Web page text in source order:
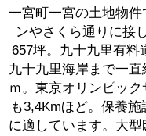
一宮町一宮の土地物
ンやさくら通りに接
657坪。九十九里有料
九十九里海岸まで一
ｍ。東京オリンピッ
も3,4Kmほど。保養
に適しています。大